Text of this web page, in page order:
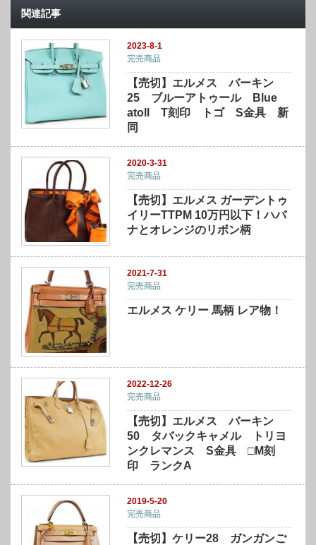
関連記事
2023-8-1
完売商品
【売切】エルメス バーキン
25 ブルーアトゥール Blue
atoll T刻印 トゴ S金具 新
同
2020-3-31
完売商品
【売切】エルメス ガーデントゥ
イリーTTPM 10万円以下！ハバ
ナとオレンジのリボン柄
2021-7-31
完売商品
エルメス ケリー 馬柄 レア物！
2022-12-26
完売商品
【売切】エルメス バーキン
50 タバックキャメル トリヨ
ンクレマンス S金具 □M刻
印 ランクA
2019-5-20
完売商品
【売切】ケリー28 ガンガンご